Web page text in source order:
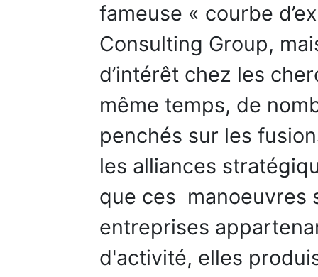
fameuse « courbe
Consulting Group,
d’intérêt chez les
même temps, de
penchés sur les
les alliances
que ces manoeuvres
entreprises
d'activité, elles